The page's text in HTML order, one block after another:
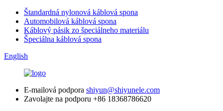
Štandardná nylonová káblová spona
Automobilová káblová spona
Káblový pásik zo špeciálneho materiálu
Špeciálna káblová spona
English
E-mailová podpora shiyun@shiyunele.com
Zavolajte na podporu +86 18368786620